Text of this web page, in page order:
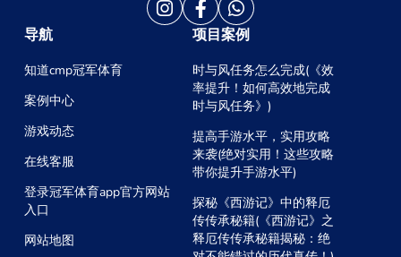
导航
知道cmp冠军体育
案例中心
游戏动态
在线客服
登录冠军体育app官方网站
入口
网站地图
项目案例
时与风任务怎么完成(《效
率提升！如何高效地完成
时与风任务》)
提高手游水平，实用攻略
来袭(绝对实用！这些攻略
带你提升手游水平)
探秘《西游记》中的释厄
传传承秘籍(《西游记》之
释厄传传承秘籍揭秘：绝